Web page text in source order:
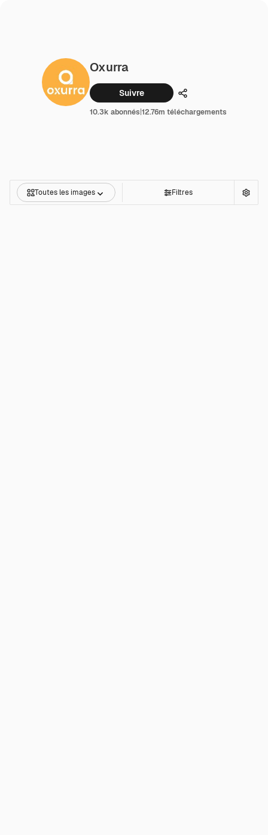
Oxurra
Suivre Partager
10.3k abonnés|12.76m téléchargements
Toutes les images Filtres